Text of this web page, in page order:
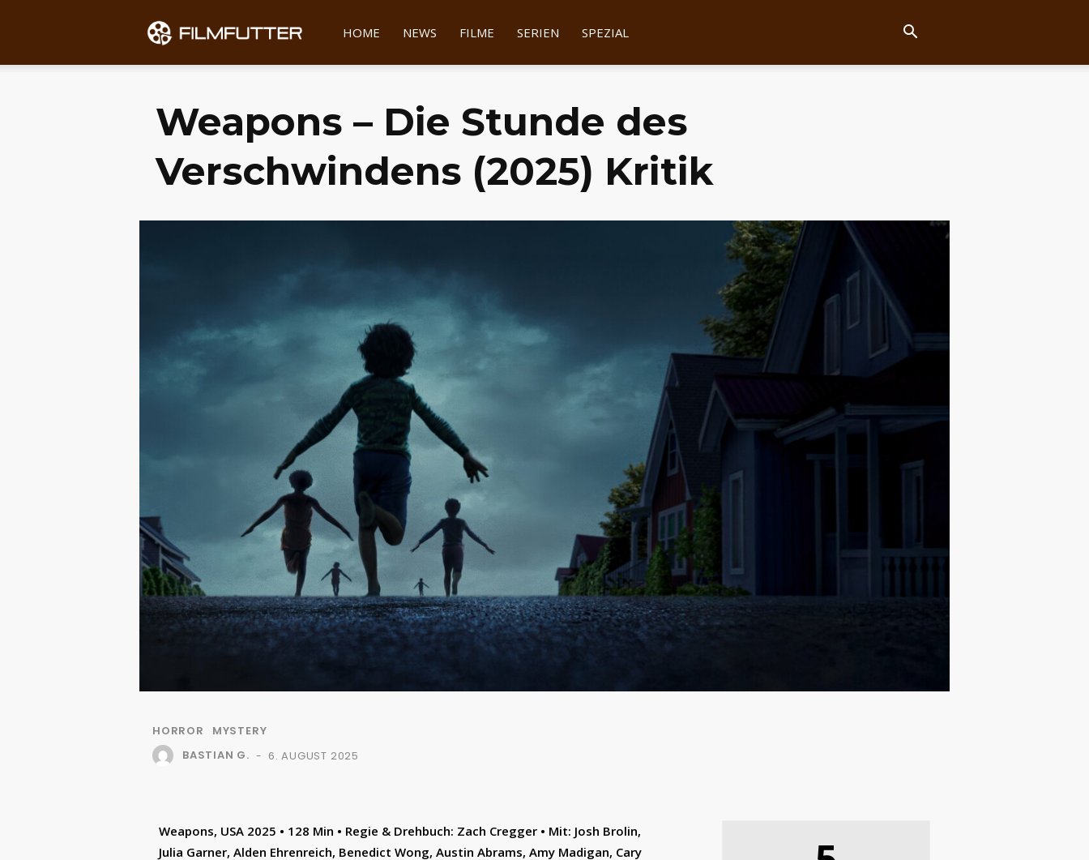
Filmfutter
HOME NEWS FILME SERIEN SPEZIAL
Weapons – Die Stunde des
Verschwindens (2025) Kritik
HORROR
MYSTERY
BASTIAN G. - 6. AUGUST 2025
Weapons, USA 2025 • 128 Min • Regie & Drehbuch: Zach Cregger • Mit: Josh Brolin,
Julia Garner, Alden Ehrenreich, Benedict Wong, Austin Abrams, Amy Madigan, Cary